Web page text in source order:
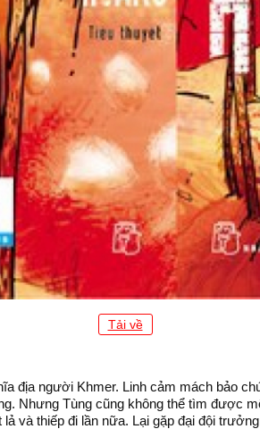
Tải về
địa người Khmer. Linh cảm mách bảo
Nhưng Tùng cũng không thể tìm được
và thiếp đi lần nữa. Lại gặp đại đội